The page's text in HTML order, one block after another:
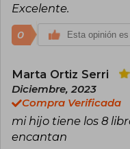
Excelente.
0 Esta opinión
Marta Ortiz Serri
Diciembre, 2023
Compra Verificada
mi hijo tiene los 8
encantan